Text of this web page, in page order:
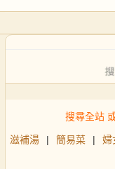
搜尋全站
滋補湯 | 簡易菜 | 婦